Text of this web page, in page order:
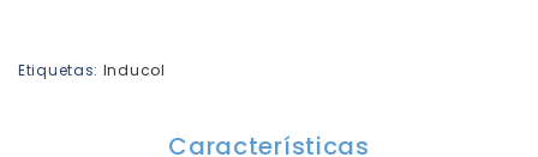
Etiquetas: Inducol
Características